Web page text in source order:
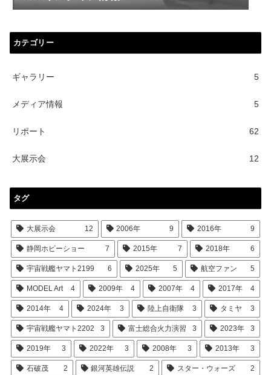
カテゴリー
ギャラリー 5
メディア情報 5
リポート 62
大展示会 12
タグ
大展示会 12 2006年 9 2016年 9
静岡ホビーショー 7 2015年 7 2018年 6
宇宙戦艦ヤマト2199 6 2025年 5 航空ファン 5
MODEL Art 4 2009年 4 2007年 4 2017年 4
2014年 4 2024年 3 陸上自衛隊 3 タミヤ 3
宇宙戦艦ヤマト2202 3 富士総合火力演習 3 2023年 3
2019年 3 2022年 3 2008年 3 2013年 3
石破茂 2 銀河英雄伝説 2 スター・ウォーズ 2